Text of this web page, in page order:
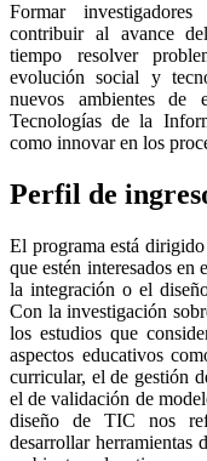
Formar
contribuir al avance
tiempo resolver
evolución social y
nuevos ambientes de
Tecnologías de la
como innovar en los
Perfil de
El programa está
que estén interesados
la integración o el
Con la investigación
los estudios que
aspectos educativos
curricular, el de gestión
el de validación de
diseño de TIC nos
desarrollar herramientas